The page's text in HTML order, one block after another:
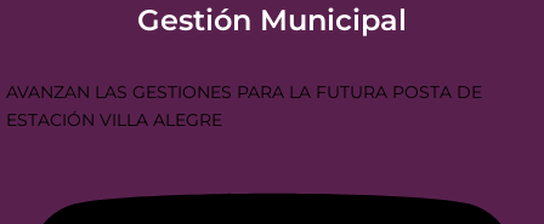
Gestión Municipal
AVANZAN LAS GESTIONES PARA LA FUTURA POSTA DE
ESTACIÓN VILLA ALEGRE